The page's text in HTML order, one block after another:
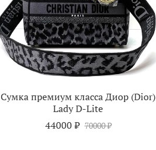
Сумка премиум класса Диор (Dior)
Lady D-Lite
44000 ₽ 70000 ₽